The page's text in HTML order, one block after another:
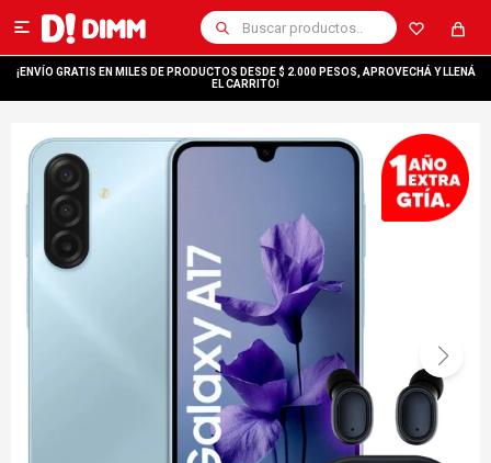

¡ENVÍO GRATIS EN MILES DE PRODUCTOS DESDE $ 2.000 PESOS, APROVECHÁ Y LLENÁ
EL CARRITO!